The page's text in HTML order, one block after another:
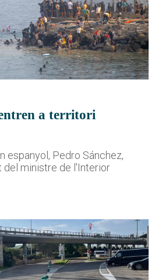
a territori
espanyol, Pedro Sánchez,
del ministre de l'Interior